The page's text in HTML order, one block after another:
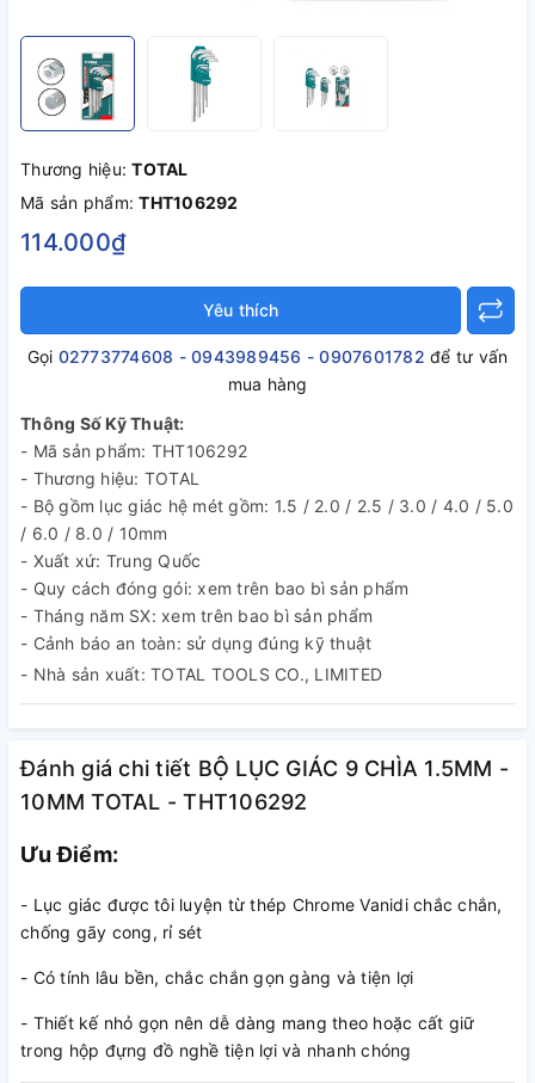
Thương hiệu:TOTAL
Mã sản phẩm:THT106292
114.000₫
Yêu thích
Gọi 02773774608 - 0943989456 - 0907601782 để tư vấn
mua hàng
Thông Số Kỹ Thuật:
- Mã sản phẩm: THT106292
- Thương hiệu: TOTAL
- Bộ gồm lục giác hệ mét gồm: 1.5 / 2.0 / 2.5 / 3.0 / 4.0 / 5.0
/ 6.0 / 8.0 / 10mm
- Xuất xứ: Trung Quốc
- Quy cách đóng gói: xem trên bao bì sản phẩm
- Tháng năm SX: xem trên bao bì sản phẩm
- Cảnh báo an toàn: sử dụng đúng kỹ thuật
- Nhà sản xuất: TOTAL TOOLS CO., LIMITED
Đánh giá chi tiết BỘ LỤC GIÁC 9 CHÌA 1.5MM -
10MM TOTAL - THT106292
Ưu Điểm:
- Lục giác được tôi luyện từ thép Chrome Vanidi chắc chắn,
chống gãy cong, rỉ sét
- Có tính lâu bền, chắc chắn gọn gàng và tiện lợi
- Thiết kế nhỏ gọn nên dễ dàng mang theo hoặc cất giữ
trong hộp đựng đồ nghề tiện lợi và nhanh chóng